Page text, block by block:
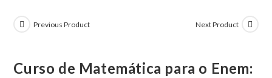
Previous Product Next Product
Curso de Matemática para o Enem: